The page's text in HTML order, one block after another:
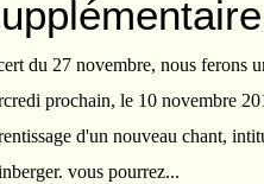
du 27 novembre, nous ferons
prochain, le 10 novembre
d'un nouveau chant,
vous pourrez...